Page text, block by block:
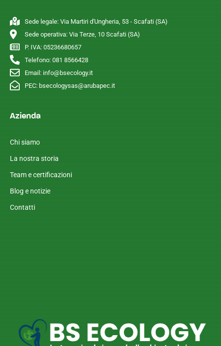
Sede legale: Via Martiri d'Ungheria, 53 - Scafati (SA)
Sede operativa: Via Terze, 10 Scafati (SA)
P. IVA: 05236680657
Telefono: 081 8566428
Email: info@bsecology.it
PEC: bsecologysas@arubapec.it
Azienda
Chi siamo
La nostra storia
Team e certificazioni
Blog e notizie
Contatti